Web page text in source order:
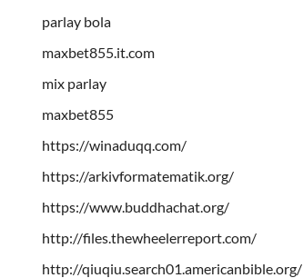
parlay bola
maxbet855.it.com
mix parlay
maxbet855
https://winaduqq.com/
https://arkivformatematik.org/
https://www.buddhachat.org/
http://files.thewheelerreport.com/
http://qiuqiu.search01.americanbible.org/